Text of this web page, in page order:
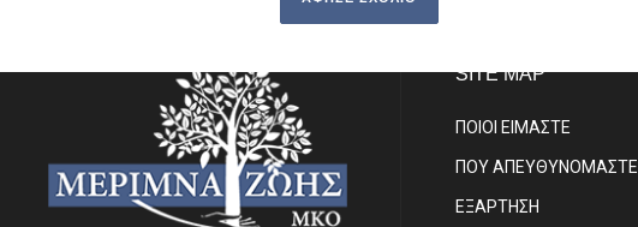
SITE MAP
ΠΟΙΟΙ ΕΙΜΑΣΤE
ΠΟΥ ΑΠΕΥΘΥΝΟΜΑΣΤΕ
ΕΞΑΡΤΗΣΗ